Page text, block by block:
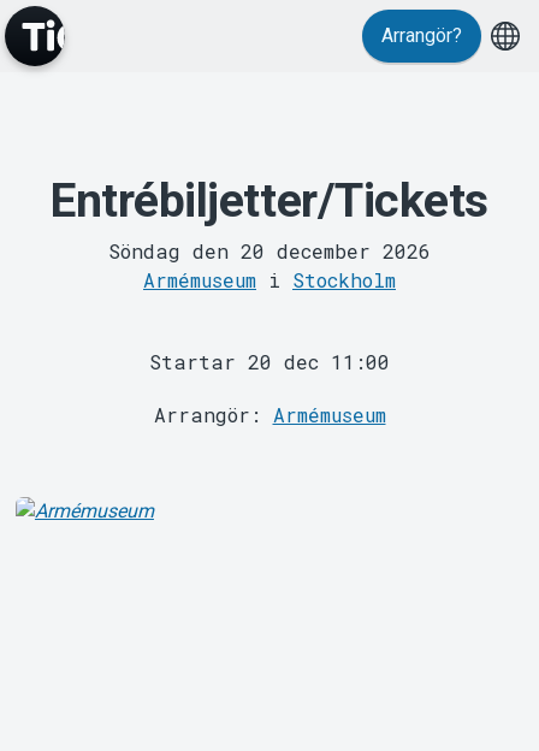
MyTickster
Support
Arrangör?
Entrébiljetter/Tickets
Söndag den 20 december 2026
Armémuseum i Stockholm
Startar 20 dec 11:00
Arrangör: Armémuseum